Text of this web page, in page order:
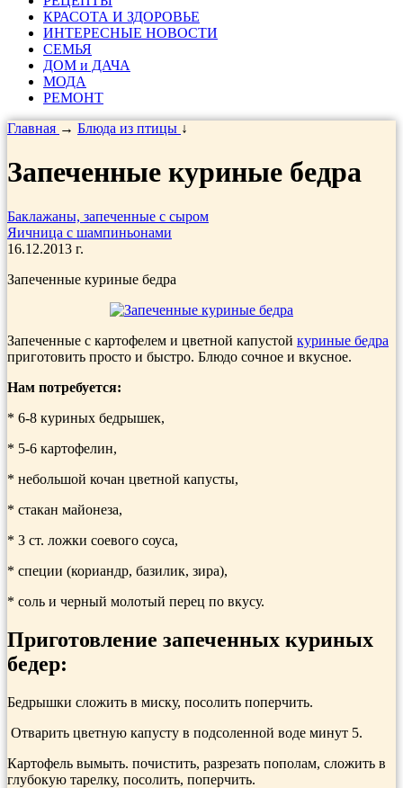
КРАСОТА И ЗДОРОВЬЕ
ИНТЕРЕСНЫЕ НОВОСТИ
СЕМЬЯ
ДОМ и ДАЧА
МОДА
РЕМОНТ
Главная → Блюда из птицы ↓
Запеченные куриные бедра
Баклажаны, запеченные с сыром
Яичница с шампиньонами
16.12.2013 г.
Запеченные куриные бедра
Запеченные с картофелем и цветной капустой куриные бедра
приготовить просто и быстро. Блюдо сочное и вкусное.
Нам потребуется:
* 6-8 куриных бедрышек,
* 5-6 картофелин,
* небольшой кочан цветной капусты,
* стакан майонеза,
* 3 ст. ложки соевого соуса,
* специи (кориандр, базилик, зира),
* соль и черный молотый перец по вкусу.
Приготовление запеченных куриных
бедер:
Бедрышки сложить в миску, посолить поперчить.
Отварить цветную капусту в подсоленной воде минут 5.
Картофель вымыть. почистить, разрезать пополам, сложить в
глубокую тарелку, посолить, поперчить.